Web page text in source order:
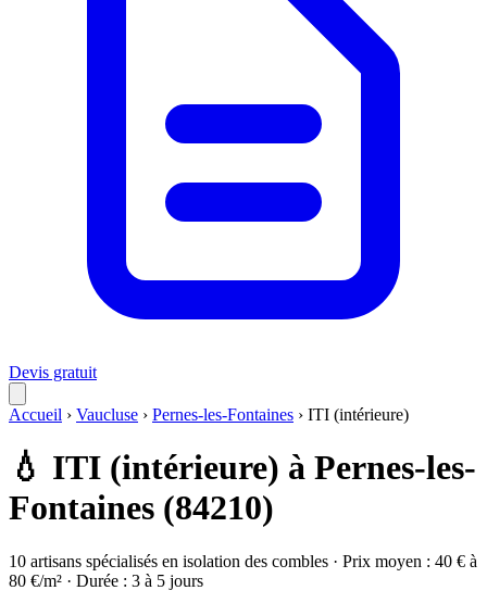
Devis gratuit
Accueil › Vaucluse › Pernes-les-Fontaines › ITI (intérieure)
💧 ITI (intérieure) à Pernes-les-
Fontaines (84210)
10 artisans spécialisés en isolation des combles · Prix moyen : 40 € à
80 €/m² · Durée : 3 à 5 jours